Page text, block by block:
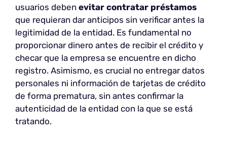
usuarios deben evitar contratar préstamos
que requieran dar anticipos sin verificar antes la
legitimidad de la entidad. Es fundamental no
proporcionar dinero antes de recibir el crédito y
checar que la empresa se encuentre en dicho
registro. Asimismo, es crucial no entregar datos
personales ni información de tarjetas de crédito
de forma prematura, sin antes confirmar la
autenticidad de la entidad con la que se está
tratando.